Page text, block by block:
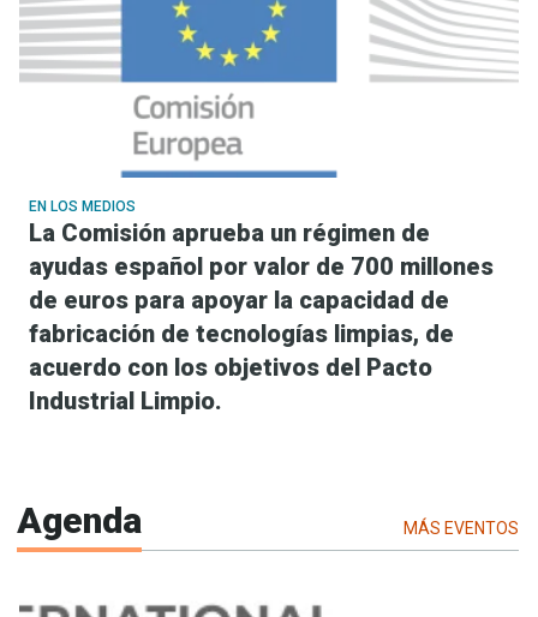
EN LOS MEDIOS
La Comisión aprueba un régimen de
ayudas español por valor de 700 millones
de euros para apoyar la capacidad de
fabricación de tecnologías limpias, de
acuerdo con los objetivos del Pacto
Industrial Limpio.
Agenda MÁS EVENTOS